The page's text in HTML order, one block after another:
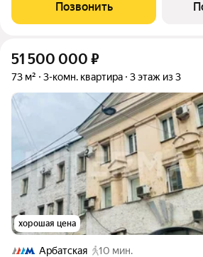
уединённость сочетаются с
Позвонить
51 500 000 ₽
73 м² 3-комн. квартира 3 этаж из 3
хорошая цена
Арбатская
10 мин.